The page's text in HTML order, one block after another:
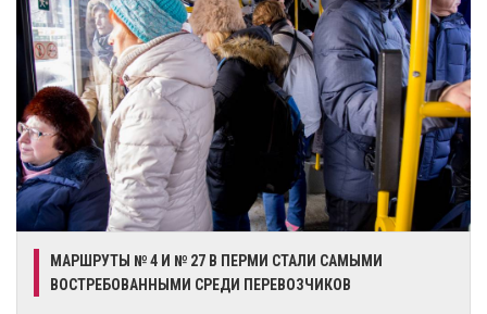
МАРШРУТЫ № 4 И № 27 В ПЕРМИ СТАЛИ САМЫМИ
ВОСТРЕБОВАННЫМИ СРЕДИ ПЕРЕВОЗЧИКОВ